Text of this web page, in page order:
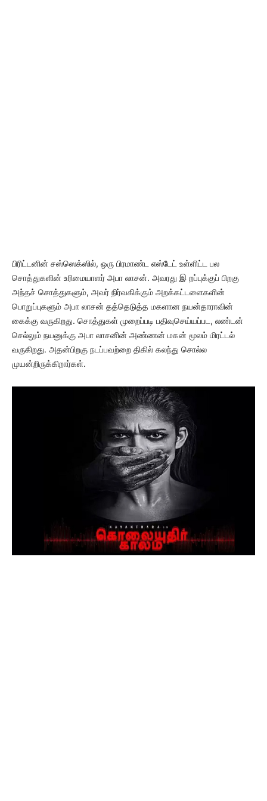
பிரிட்டனின் சஸ்ஸெக்ஸில், ஒரு பிரமாண்ட எஸ்டேட் உள்ளிட்ட பல
சொத்துகளின் உரிமையாளர் அபா லாசன். அவரது இ றப்புக்குப் பிறகு
அந்தச் சொத்துகளும், அவர் நிர்வகிக்கும் அறக்கட்டளைகளின்
பொறுப்புகளும் அபா லாசன் தத்தெடுத்த மகளான நயன்தாராவின்
கைக்கு வருகிறது. சொத்துகள் முறைப்படி பதிவுசெய்யப்பட, லண்டன்
செல்லும் நயனுக்கு அபா லாசனின் அண்ணன் மகன் மூலம் மிரட்டல்
வருகிறது. அதன்பிறகு நடப்பவற்றை திகில் கலந்து சொல்ல
முயன்றிருக்கிறார்கள்.